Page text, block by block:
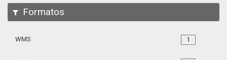
Formatos
1
WMS